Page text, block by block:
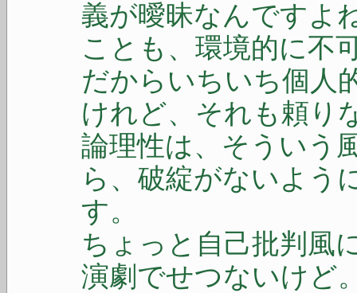
義が曖昧なんですよ
ことも、環境的に不
だからいちいち個人
けれど、それも頼り
論理性は、そういう
ら、破綻がないよう
す。
ちょっと自己批判風
演劇でせつないけど